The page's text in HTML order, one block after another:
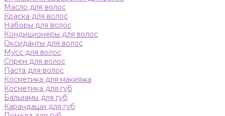
Масло для волос
Краска для волос
Наборы для волос
Кондиционеры для волос
Оксиданты для волос
Мусс для волос
Спреи для волос
Паста для волос
Косметика для макияжа
Косметика для губ
Бальзамы для губ
Карандаши для губ